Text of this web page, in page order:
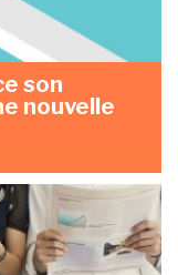
son
nouvelle